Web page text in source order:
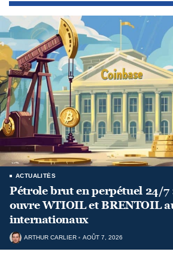
ACTUALITÉS
Pétrole brut en perpétuel 24/7
ouvre WTIOIL et BRENTOIL
internationaux
ARTHUR CARLIER AOÛT 7, 2026